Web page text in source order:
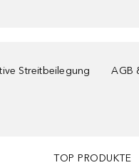
Streitbeilegung AGB
TOP PRODUKTE